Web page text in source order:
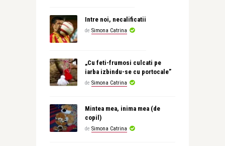
Intre noi, necalificatii
de Simona Catrina
„Cu feti-frumosi culcati pe
iarba izbindu-se cu portocale”
de Simona Catrina
Mintea mea, inima mea (de
copil)
de Simona Catrina